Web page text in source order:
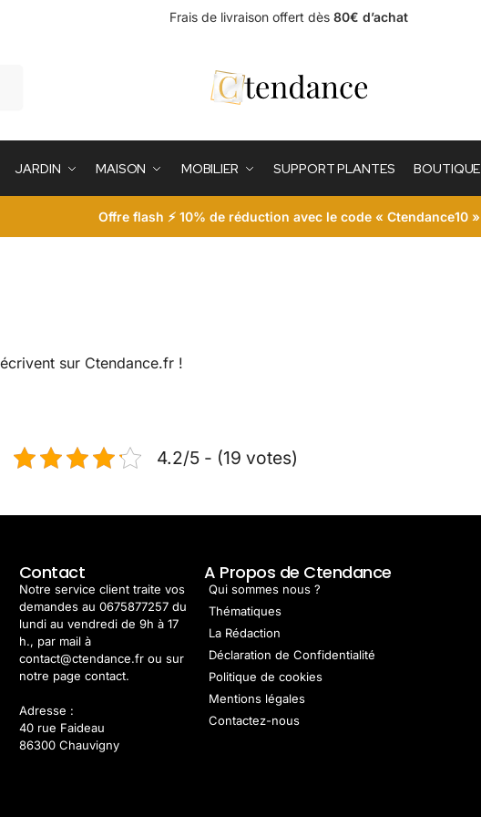
Frais de livraison offert dès 80€ d’achat
JARDIN MAISON MOBILIER SUPPORT PLANTES BOUTIQUE
Offre flash ⚡ 10% de réduction avec le code « Ctendance10 »
sur Ctendance.fr !
4.2/5 - (19 votes)
Contact
Notre service client traite vos
demandes au 0675877257 du
lundi au vendredi de 9h à 17
h., par mail à
contact@ctendance.fr ou sur
notre page contact.
Adresse :
40 rue Faideau
86300 Chauvigny
A Propos de Ctendance
Qui sommes nous ?
Thématiques
La Rédaction
Déclaration de Confidentialité
Politique de cookies
Mentions légales
Contactez-nous